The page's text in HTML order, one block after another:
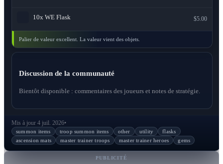
10x WE Flask $5.00
Palier de valeur excellent. La valeur vient des objets.
Discussion de la communauté
Bientôt disponible : commentaires des joueurs et notes de stratégie.
Mis à jour 4 juil. 2026•
summon items troop summon items other utility
flasks
ascension mats
master trainer troops master trainer heroes gems
PUBLICITÉ